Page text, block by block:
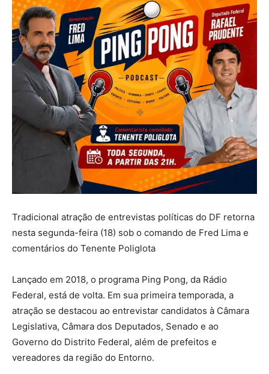
Tradicional atração de entrevistas políticas do DF retorna
nesta segunda-feira (18) sob o comando de Fred Lima e
comentários do Tenente Poliglota
Lançado em 2018, o programa Ping Pong, da Rádio
Federal, está de volta. Em sua primeira temporada, a
atração se destacou ao entrevistar candidatos à Câmara
Legislativa, Câmara dos Deputados, Senado e ao
Governo do Distrito Federal, além de prefeitos e
vereadores da região do Entorno.